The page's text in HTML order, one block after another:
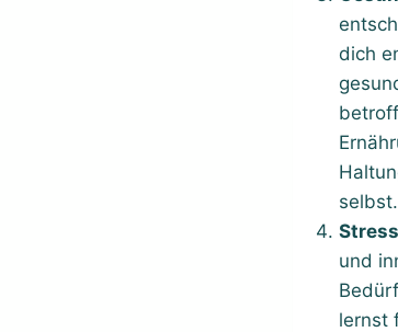
dich
selbst.
und
lernst